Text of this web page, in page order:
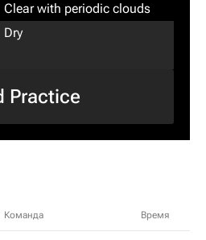
Clear with periodic clouds
Dry
Practice
Команда Время